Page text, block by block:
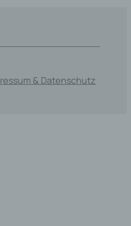
& Datenschutz